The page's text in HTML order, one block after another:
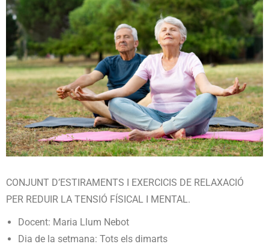
CONJUNT D’ESTIRAMENTS I EXERCICIS DE RELAXACIÓ
PER REDUIR LA TENSIÓ FÍSICAL I MENTAL.
Docent: Maria Llum Nebot
Dia de la setmana: Tots els dimarts